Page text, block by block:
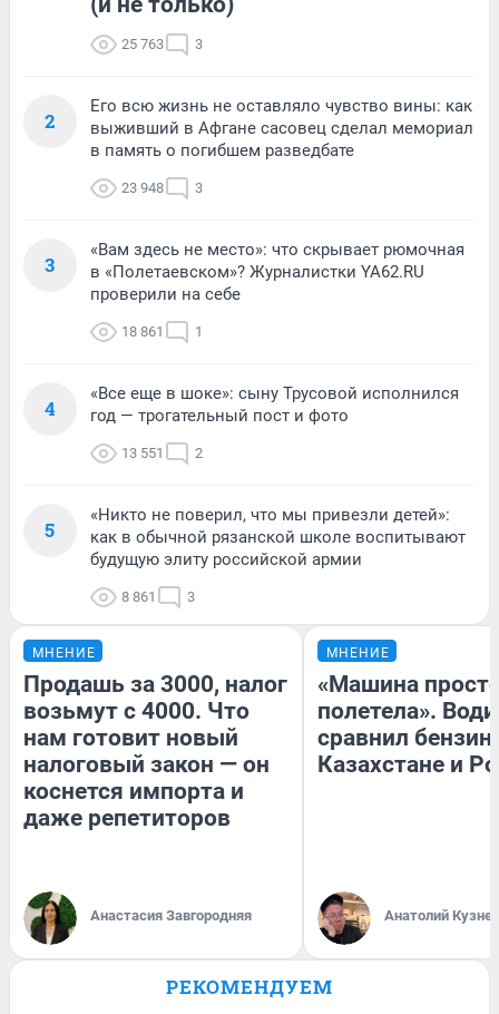
25 763 3
2
Его всю жизнь не оставляло чувство вины: как
выживший в Афгане сасовец сделал мемориал
в память о погибшем разведбате
23 948 3
3
«Вам здесь не место»: что скрывает рюмочная
в «Полетаевском»? Журналистки YA62.RU
проверили на себе
18 861 1
4
«Все еще в шоке»: сыну Трусовой исполнился
год — трогательный пост и фото
13 551 2
5
«Никто не поверил, что мы привезли детей»:
как в обычной рязанской школе воспитывают
будущую элиту российской армии
8 861 3
МНЕНИЕ
Продашь за 3000, налог
возьмут с 4000. Что
нам готовит новый
налоговый закон — он
коснется импорта и
даже репетиторов
Анастасия Завгородняя
МНЕНИЕ
«Машина
полетела».
сравнил бензин
Казахстане и
Анатолий
РЕКОМЕНДУЕМ